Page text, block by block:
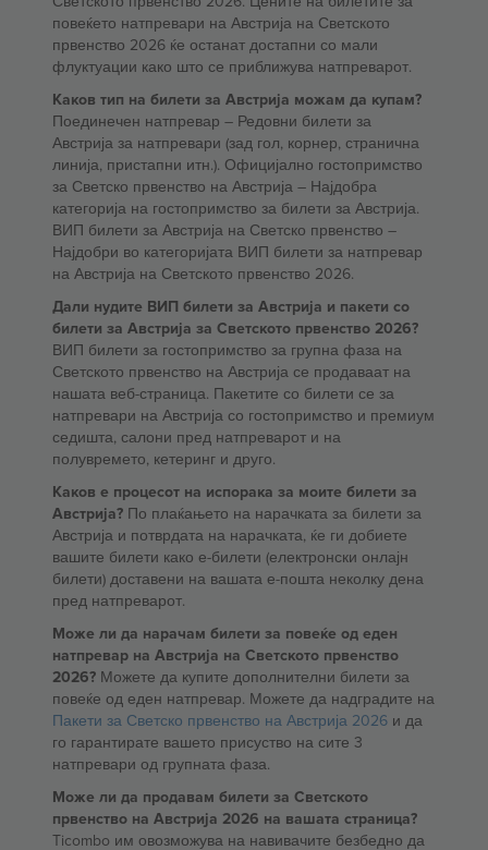
повеќето натпревари на Австрија на Светското
првенство 2026 ќе останат достапни со мали
флуктуации како што се приближува натпреварот.
Каков тип на билети за Австрија можам да купам?
Поединечен натпревар – Редовни билети за
Австрија за натпревари (зад гол, корнер, странична
линија, пристапни итн.). Официјално гостопримство
за Светско првенство на Австрија – Најдобра
категорија на гостопримство за билети за Австрија.
ВИП билети за Австрија на Светско првенство –
Најдобри во категоријата ВИП билети за натпревар
на Австрија на Светското првенство 2026.
Дали нудите ВИП билети за Австрија и пакети со
билети за Австрија за Светското првенство 2026?
ВИП билети за гостопримство за групна фаза на
Светското првенство на Австрија се продаваат на
нашата веб-страница. Пакетите со билети се за
натпревари на Австрија со гостопримство и премиум
седишта, салони пред натпреварот и на
полувремето, кетеринг и друго.
Каков е процесот на испорака за моите билети за
Австрија? По плаќањето на нарачката за билети за
Австрија и потврдата на нарачката, ќе ги добиете
вашите билети како е-билети (електронски онлајн
билети) доставени на вашата е-пошта неколку дена
пред натпреварот.
Може ли да нарачам билети за повеќе од еден
натпревар на Австрија на Светското првенство
2026? Можете да купите дополнителни билети за
повеќе од еден натпревар. Можете да надградите на
Пакети за Светско првенство на Австрија 2026 и да
го гарантирате вашето присуство на сите 3
натпревари од групната фаза.
Може ли да продавам билети за Светското
првенство на Австрија 2026 на вашата страница?
Ticombo им овозможува на навивачите безбедно да